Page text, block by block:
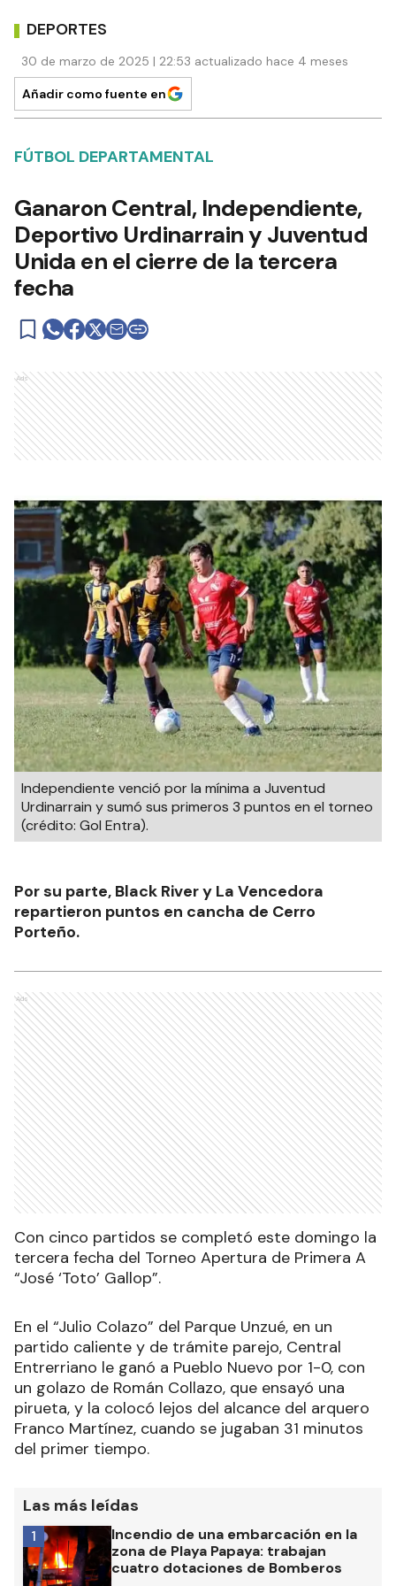
DEPORTES
30 de marzo de 2025 | 22:53 actualizado hace 4 meses
Añadir como fuente en
FÚTBOL DEPARTAMENTAL
Ganaron Central, Independiente,
Deportivo Urdinarrain y Juventud
Unida en el cierre de la tercera
fecha
Ads
Independiente venció por la mínima a Juventud
Urdinarrain y sumó sus primeros 3 puntos en el torneo
(crédito: Gol Entra).
Por su parte, Black River y La Vencedora
repartieron puntos en cancha de Cerro
Porteño.
Ads
Con cinco partidos se completó este domingo la
tercera fecha del Torneo Apertura de Primera A
“José ‘Toto’ Gallop”.
En el “Julio Colazo” del Parque Unzué, en un
partido caliente y de trámite parejo, Central
Entrerriano le ganó a Pueblo Nuevo por 1-0, con
un golazo de Román Collazo, que ensayó una
pirueta, y la colocó lejos del alcance del arquero
Franco Martínez, cuando se jugaban 31 minutos
del primer tiempo.
Las más leídas
Incendio de una embarcación en la
zona de Playa Papaya: trabajan
cuatro dotaciones de Bomberos
1